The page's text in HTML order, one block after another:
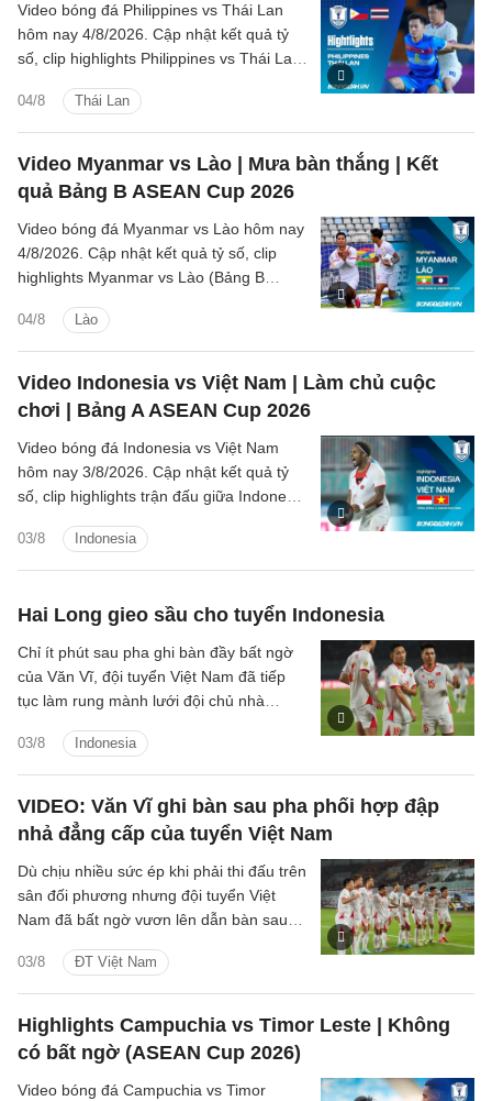
04/8 Thái Lan
Video bóng đá Philippines vs Thái Lan
hôm nay 4/8/2026. Cập nhật kết quả tỷ
số, clip highlights Philippines vs Thái Lan
huống trên sân.
Video Myanmar vs Lào | Mưa bàn thắng | Kết
quả Bảng B ASEAN Cup 2026
04/8 Lào
Video bóng đá Myanmar vs Lào hôm nay
4/8/2026. Cập nhật kết quả tỷ số, clip
highlights Myanmar vs Lào (Bảng B
sân.
Video Indonesia vs Việt Nam | Làm chủ cuộc
chơi | Bảng A ASEAN Cup 2026
03/8 Indonesia
Video bóng đá Indonesia vs Việt Nam
hôm nay 3/8/2026. Cập nhật kết quả tỷ
số, clip highlights trận đấu giữa Indonesia
Hai Long gieo sầu cho tuyển Indonesia
03/8 Indonesia
Chỉ ít phút sau pha ghi bàn đầy bất ngờ
của Văn Vĩ, đội tuyển Việt Nam đã tiếp
tục làm rung mành lưới đội chủ nhà
Nguyễn Hai Long.
VIDEO: Văn Vĩ ghi bàn sau pha phối hợp đập
nhả đẳng cấp của tuyển Việt Nam
03/8 ĐT Việt Nam
Dù chịu nhiều sức ép khi phải thi đấu trên
sân đối phương nhưng đội tuyển Việt
Nam đã bất ngờ vươn lên dẫn bàn sau
Vĩ.
Highlights Campuchia vs Timor Leste | Không
có bất ngờ (ASEAN Cup 2026)
Video bóng đá Campuchia vs Timor